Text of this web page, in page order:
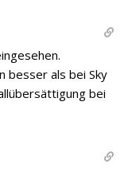
besser als bei Sky
bei